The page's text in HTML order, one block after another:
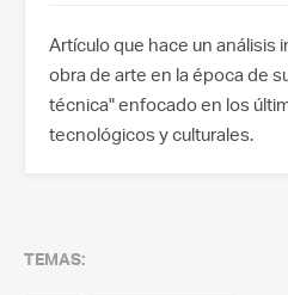
Artículo que hace un análisis
obra de arte en la época de
técnica" enfocado en los
tecnológicos y culturales.
TEMAS: